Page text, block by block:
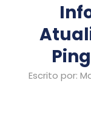
Escrito por: